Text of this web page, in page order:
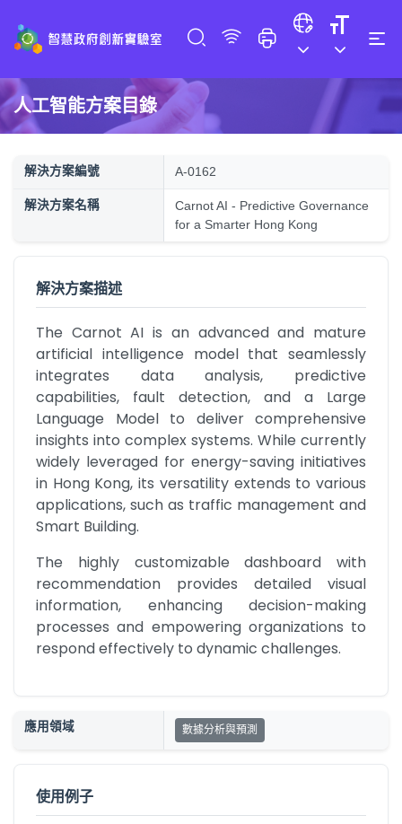
人工智能方案目錄
解決方案編號 A-0162
解決方案名稱
Carnot AI - Predictive Governance
for a Smarter Hong Kong
解決方案描述
The Carnot AI is an advanced and mature
artificial intelligence model that seamlessly
integrates data analysis, predictive
capabilities, fault detection, and a Large
Language Model to deliver comprehensive
insights into complex systems. While currently
widely leveraged for energy-saving initiatives
in Hong Kong, its versatility extends to various
applications, such as traffic management and
Smart Building.
The highly customizable dashboard with
recommendation provides detailed visual
information, enhancing decision-making
processes and empowering organizations to
respond effectively to dynamic challenges.
應用領域 數據分析與預測
使用例子